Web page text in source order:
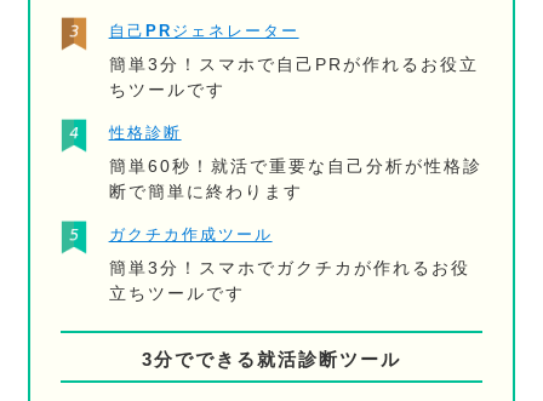
自己PRジェネレーター
簡単3分！スマホで自己PRが作れるお役立
ちツールです
性格診断
簡単60秒！就活で重要な自己分析が性格診
断で簡単に終わります
ガクチカ作成ツール
簡単3分！スマホでガクチカが作れるお役
立ちツールです
3分でできる就活診断ツール